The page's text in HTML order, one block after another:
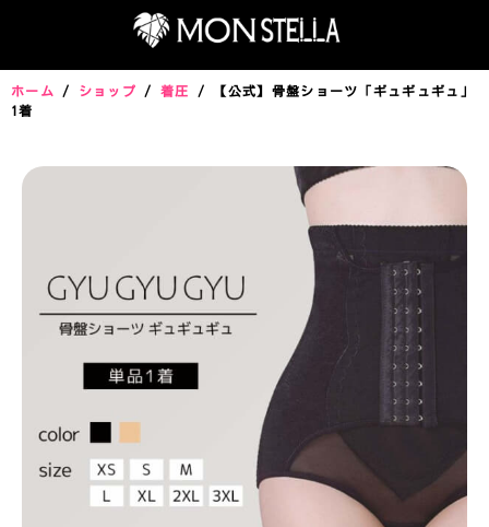
ホーム / ショップ / 着圧
/ 【公式】骨盤ショーツ「ギュギュギュ」
1着